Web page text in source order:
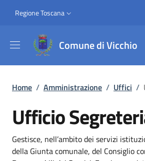
Slim top
Regione Toscana
Comune di Vicchio
Briciole di pane
Home / Amministrazione / Uffici /
Ufficio
Dettagli
Gestisce, nell’ambito dei servizi
della Giunta comunale, del Consiglio